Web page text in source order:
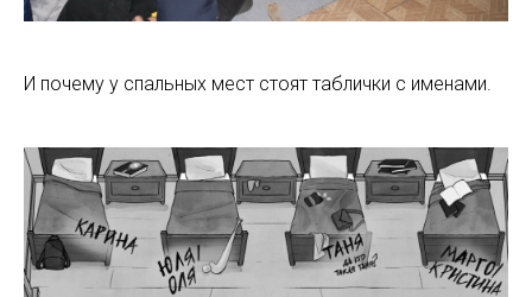
И почему у спальных мест стоят таблички с именами.